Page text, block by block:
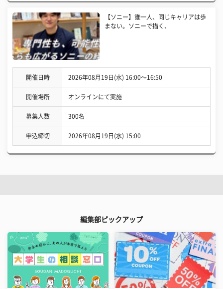
【ソニー】誰一人、同じキャリアは歩
まない。ソニーで描く、
開催日時 2026年08月19日(水) 16:00〜16:50
開催場所 オンラインにて実施
募集人数 300名
申込締切 2026年08月19日(水) 15:00
編集部ピックアップ